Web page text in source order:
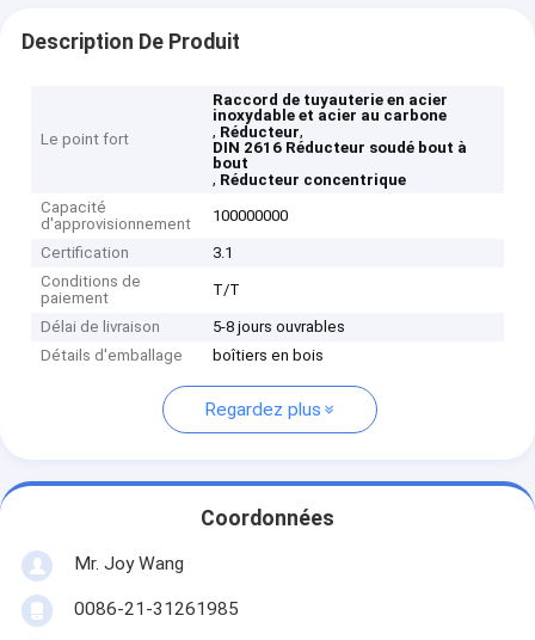
Description De Produit
Le point fort
Raccord de tuyauterie en acier
inoxydable et acier au carbone
, Réducteur,
DIN 2616 Réducteur soudé bout à
bout
, Réducteur concentrique
Capacité
d'approvisionnement
100000000
Certification
3.1
Conditions de
paiement
T/T
Délai de livraison
5-8 jours ouvrables
Détails d'emballage
boîtiers en bois
Regardez plus
Coordonnées
Mr. Joy Wang
0086-21-31261985